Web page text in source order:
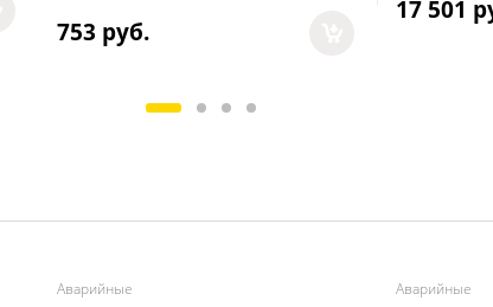
753 руб.
17 501
Аварийные Аварийные